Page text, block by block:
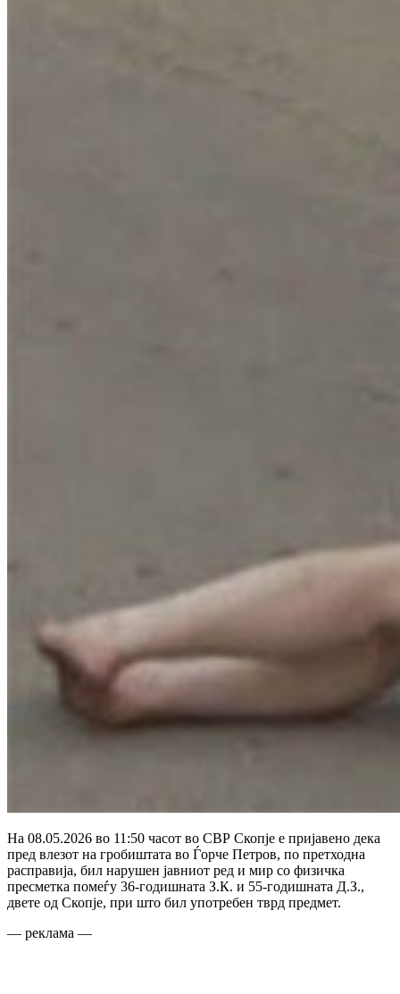
На 08.05.2026 во 11:50 часот во СВР Скопје е пријавено дека
пред влезот на гробиштата во Ѓорче Петров, по претходна
расправија, бил нарушен јавниот ред и мир со физичка
пресметка помеѓу 36-годишната З.К. и 55-годишната Д.З.,
двете од Скопје, при што бил употребен тврд предмет.
— реклама —